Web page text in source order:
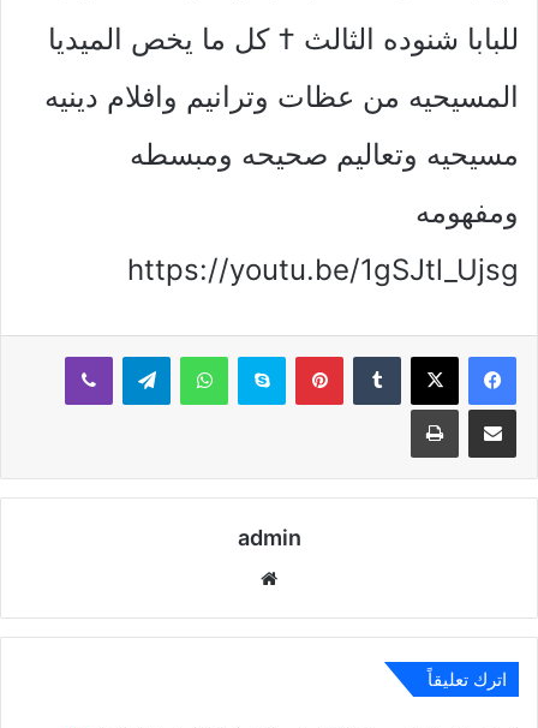
للبابا شنوده الثالث † كل ما يخص الميديا
المسيحيه من عظات وترانيم وافلام دينيه
مسيحيه وتعاليم صحيحه ومبسطه
ومفهومه
https://youtu.be/1gSJtl_Ujsg
بينتيريستسكايب واتساب تيلقرام ڤايبر
مشاركة عبر البريد طباعة
admin
اترك تعليقاً